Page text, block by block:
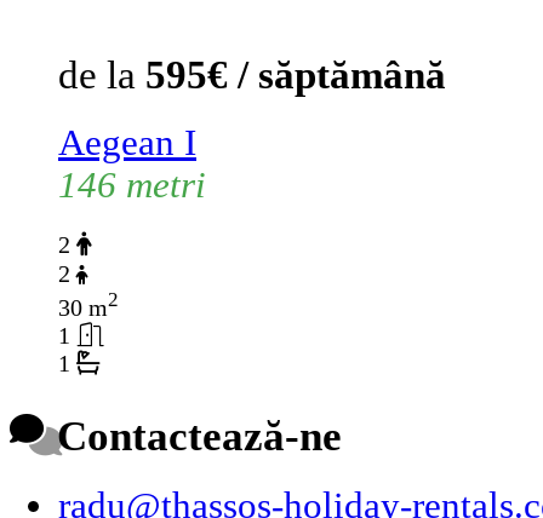
de la 595€ / săptămână
Aegean I
146 metri
2
2
30 m2
1
1
Contactează-ne
radu@thassos-holiday-